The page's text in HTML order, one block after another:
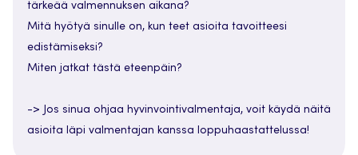
tärkeää valmennuksen aikana?
Mitä hyötyä sinulle on, kun teet asioita tavoitteesi
edistämiseksi?
Miten jatkat tästä eteenpäin?
-> Jos sinua ohjaa hyvinvointivalmentaja, voit käydä näitä
asioita läpi valmentajan kanssa loppuhaastattelussa!